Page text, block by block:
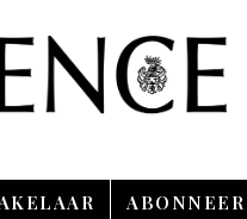
ABONNEER